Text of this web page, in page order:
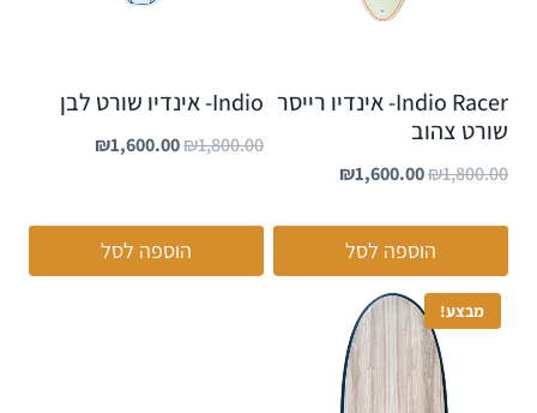
Indio Racer- אינדיו רייסר
שורט צהוב
₪1,800.00
₪1,600.00
הוספה לסל
Indio- אינדיו שורט לבן
₪1,800.00
₪1,600.00
הוספה לסל
מבצע!